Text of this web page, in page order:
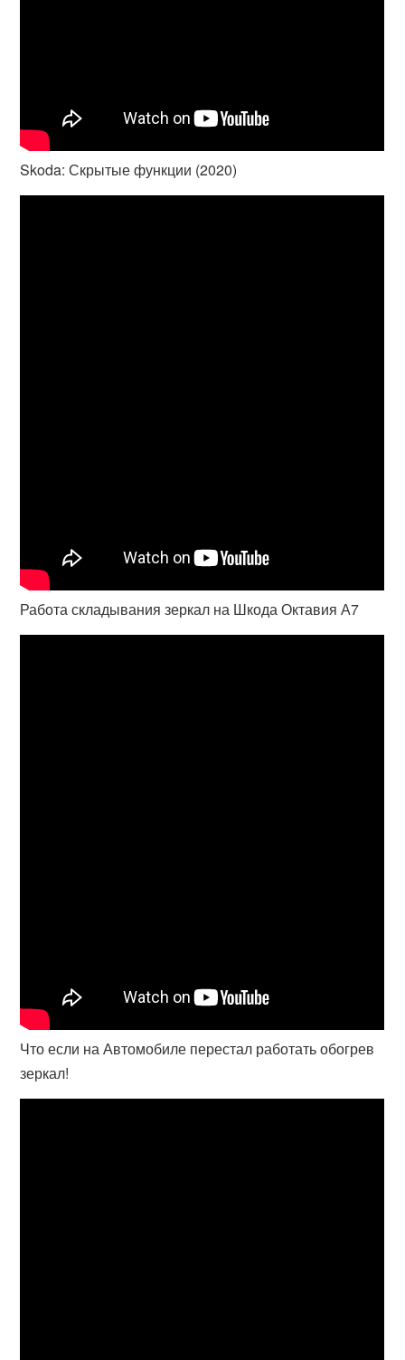
Skoda: Скрытые функции (2020)
Работа складывания зеркал на Шкода Октавия А7
Что если на Автомобиле перестал работать обогрев
зеркал!